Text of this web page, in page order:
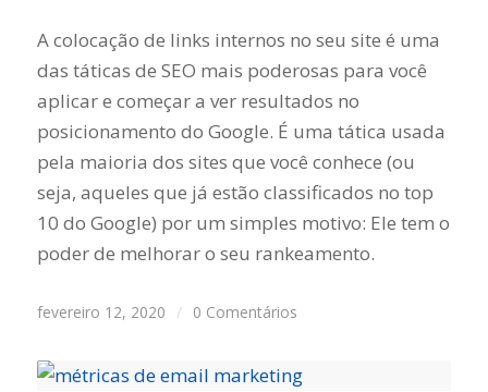
A colocação de links internos no seu site é uma
das táticas de SEO mais poderosas para você
aplicar e começar a ver resultados no
posicionamento do Google. É uma tática usada
pela maioria dos sites que você conhece (ou
seja, aqueles que já estão classificados no top
10 do Google) por um simples motivo: Ele tem o
poder de melhorar o seu rankeamento.
fevereiro 12, 2020 / 0 Comentários